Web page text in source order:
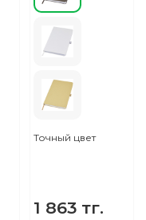
Точный цвет
1 863 тг.